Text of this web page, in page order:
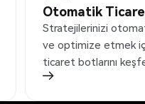
Otomatik
Stratejilerinizi
ve optimize etmek
ticaret botlarını